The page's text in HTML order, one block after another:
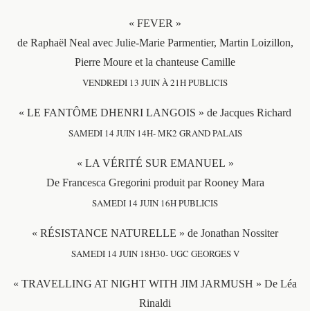
« FEVER »
de Raphaël Neal avec Julie-Marie Parmentier, Martin Loizillon,
Pierre Moure et la chanteuse Camille
VENDREDI 13 JUIN À 21H PUBLICIS
« LE FANTÔME DHENRI LANGOIS » de Jacques Richard
SAMEDI 14 JUIN 14H- MK2 GRAND PALAIS
« LA VÉRITÉ SUR EMANUEL »
De Francesca Gregorini produit par Rooney Mara
SAMEDI 14 JUIN 16H PUBLICIS
« RÉSISTANCE NATURELLE » de Jonathan Nossiter
SAMEDI 14 JUIN 18H30- UGC GEORGES V
« TRAVELLING AT NIGHT WITH JIM JARMUSH » De Léa
Rinaldi